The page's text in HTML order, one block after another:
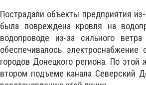
Пострадали объекты предприятия
была повреждена кровля на
водопроводе из-за сильного
обеспечивалось
городов Донецкого региона. По
втором подъеме канала Северский